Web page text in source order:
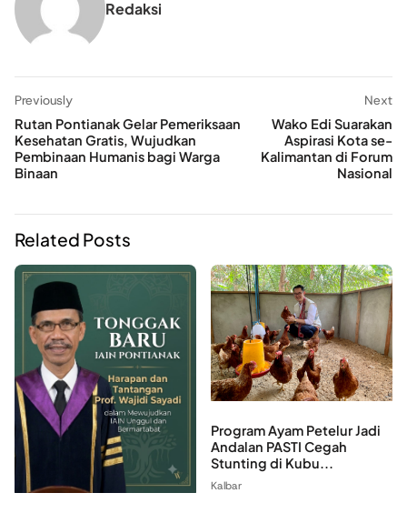
Redaksi
Previously
Rutan Pontianak Gelar Pemeriksaan
Kesehatan Gratis, Wujudkan
Pembinaan Humanis bagi Warga
Binaan
Next
Wako Edi Suarakan
Aspirasi Kota se-
Kalimantan di Forum
Nasional
Related Posts
Program Ayam Petelur Jadi
Andalan PASTI Cegah
Stunting di Kubu...
Kalbar